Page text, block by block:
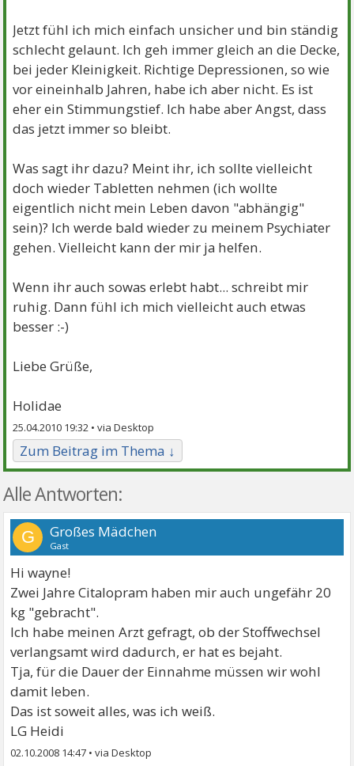
Jetzt fühl ich mich einfach unsicher und bin ständig
schlecht gelaunt. Ich geh immer gleich an die Decke,
bei jeder Kleinigkeit. Richtige Depressionen, so wie
vor eineinhalb Jahren, habe ich aber nicht. Es ist
eher ein Stimmungstief. Ich habe aber Angst, dass
das jetzt immer so bleibt.
Was sagt ihr dazu? Meint ihr, ich sollte vielleicht
doch wieder Tabletten nehmen (ich wollte
eigentlich nicht mein Leben davon "abhängig"
sein)? Ich werde bald wieder zu meinem Psychiater
gehen. Vielleicht kann der mir ja helfen.
Wenn ihr auch sowas erlebt habt... schreibt mir
ruhig. Dann fühl ich mich vielleicht auch etwas
besser :-)
Liebe Grüße,
Holidae
25.04.2010 19:32 •
Zum Beitrag im Thema ↓
Alle Antworten:
G Großes Mädchen
Gast
Hi wayne!
Zwei Jahre Citalopram haben mir auch ungefähr 20
kg "gebracht".
Ich habe meinen Arzt gefragt, ob der Stoffwechsel
verlangsamt wird dadurch, er hat es bejaht.
Tja, für die Dauer der Einnahme müssen wir wohl
damit leben.
Das ist soweit alles, was ich weiß.
LG Heidi
02.10.2008 14:47 •